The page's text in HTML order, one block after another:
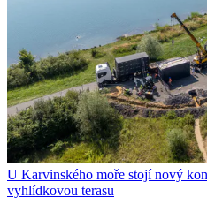
U Karvinského moře stojí nový
vyhlídkovou terasu